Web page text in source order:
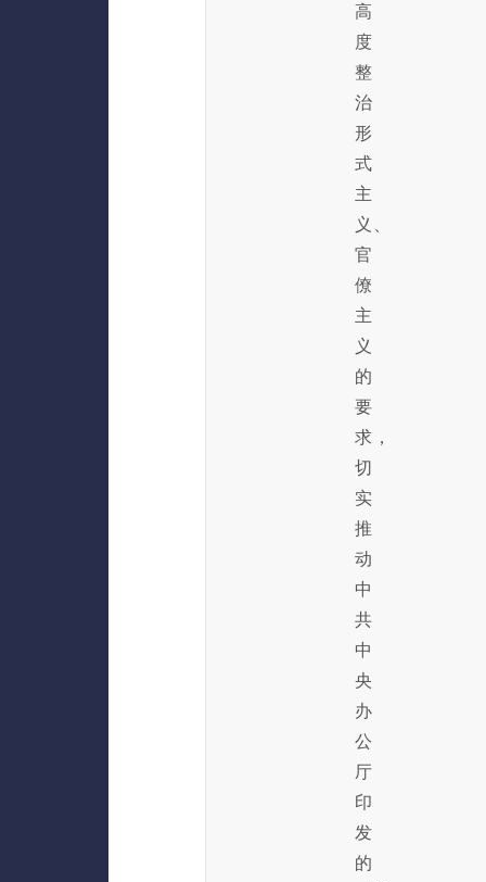
高
度
整
治
形
式
主
义、
官
僚
主
义
的
要
求，
切
实
推
动
中
共
中
央
办
公
厅
印
发
的